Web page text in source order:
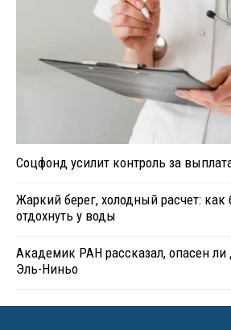
Соцфонд усилит контроль за
Жаркий берег, холодный расчет: как
отдохнуть у воды
Академик РАН рассказал, опасен ли
Эль-Ниньо